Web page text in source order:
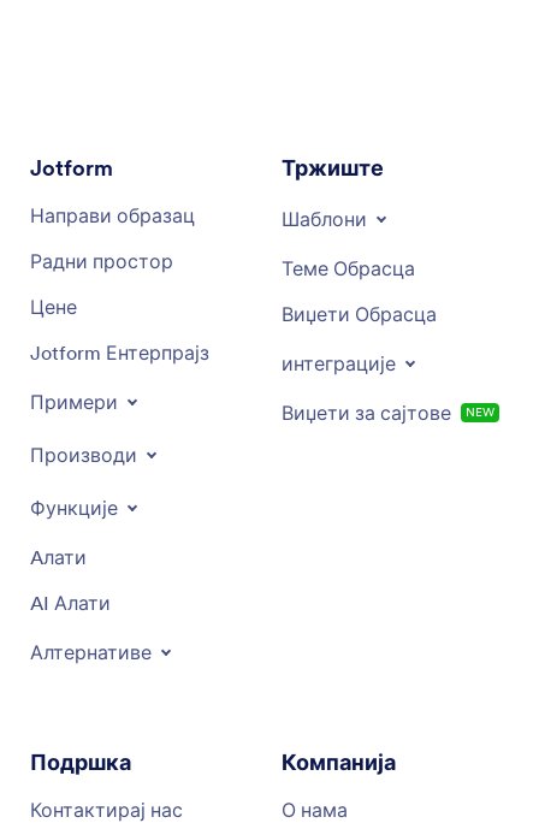
Jotform
Направи образац
Радни простор
Цене
Jotform Ентерпрајз
Примери
Производи
Функције
Aлати
AI Алати
Алтернативе
Тржиште
Шаблони
Теме Обрасца
Виџети Обрасца
интеграције
Виџети за сајтове NEW
Подршка
Контактирај нас
Компанија
О нама